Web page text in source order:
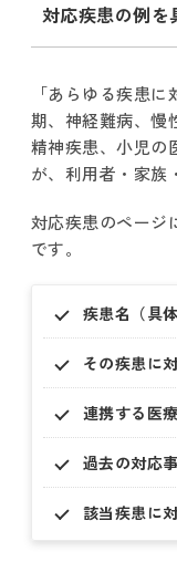
対応疾患の例を
「あらゆる疾患
期、神経難病、慢
精神疾患、小児の
が、利用者・家族
対応疾患のページ
です。
疾患名（具
その疾患に
連携する医
過去の対応
該当疾患に